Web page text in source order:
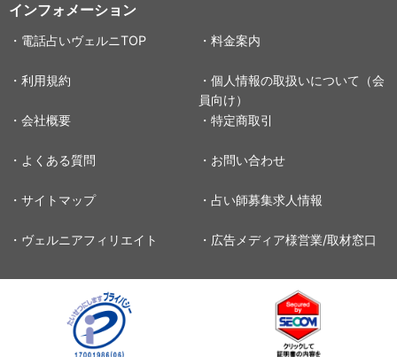
インフォメーション
・電話占いヴェルニTOP ・料金案内
・利用規約
・個人情報の取扱いについて（会
員向け）
・会社概要
・特定商取引
・よくある質問 ・お問い合わせ
・サイトマップ ・占い師募集求人情報
・ヴェルニアフィリエイト ・広告メディア様営業/取材窓口